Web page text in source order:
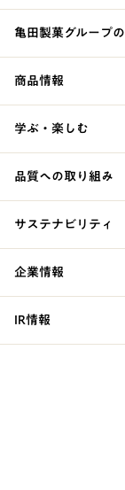
亀田製菓グループ
商品情報
学ぶ・楽しむ
品質への取り組み
サステナビリティ
企業情報
IR情報